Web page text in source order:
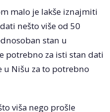
malo je lakše iznajmiti
nešto više od 50
stan u
potrebno za isti stan dati
u Nišu za to potrebno
viša nego prošle